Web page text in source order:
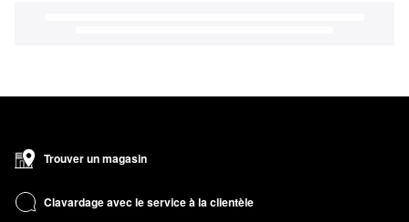
Trouver un magasin
Clavardage avec le service à la clientèle